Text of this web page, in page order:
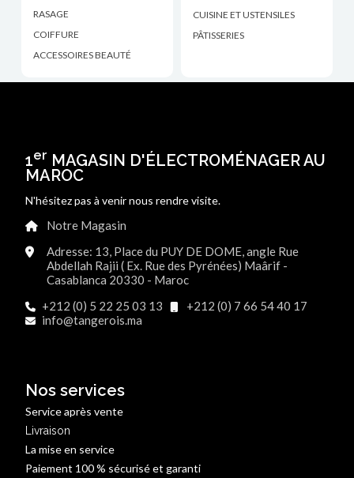
RASAGE
COIFFURE
ACCESSOIRES BEAUTÉ
CUISINE ET USTENSILES
PÂTISSERIES
1er MAGASIN D'ÉLECTROMÉNAGER AU
MAROC
N'hésitez pas à venir nous rendre visite.
Notre Magasin
Adresse: 13, Place du PUY DE DOME, angle Rue
Abdellah Rajii ( Ex. Rue des Pyrénées) Maârif -
Casablanca 20330 - Maroc
+212 (0) 5 22 25 03 13
+212 (0) 7 66 54 40 17
info@tangerois.ma
Nos services
Service après vente
Livraison
La mise en service
Paiement 100 % sécurisé et garanti